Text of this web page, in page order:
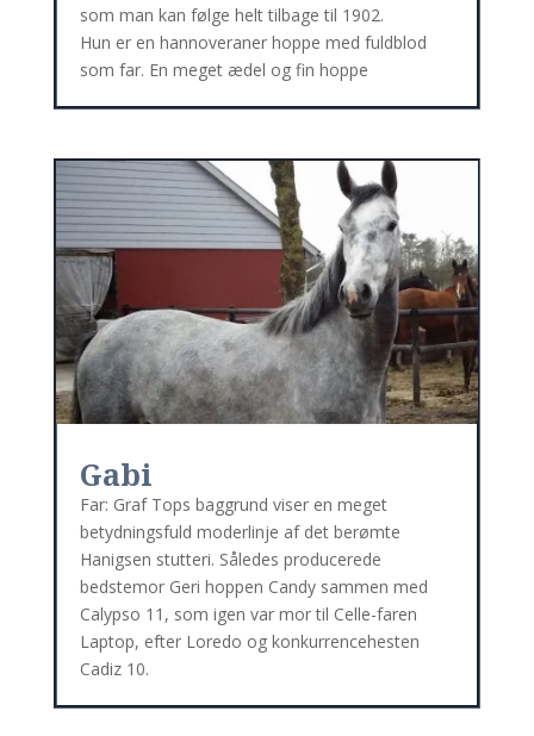
som man kan følge helt tilbage til 1902.
Hun er en hannoveraner hoppe med fuldblod
som far. En meget ædel og fin hoppe
Gabi
Far: Graf Tops baggrund viser en meget
betydningsfuld moderlinje af det berømte
Hanigsen stutteri. Således producerede
bedstemor Geri hoppen Candy sammen med
Calypso 11, som igen var mor til Celle-faren
Laptop, efter Loredo og konkurrencehesten
Cadiz 10.